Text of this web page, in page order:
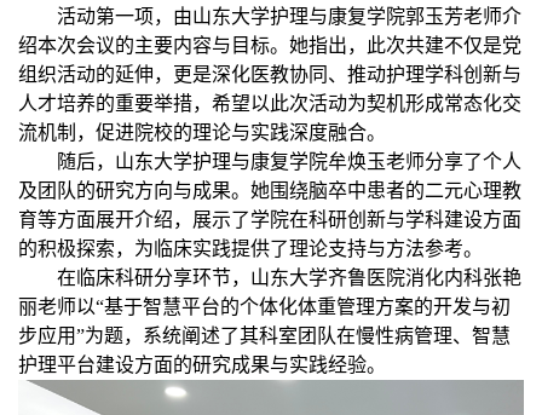
活动第一项，由山东大学护理与康复学院郭玉芳老师介
绍本次会议的主要内容与目标。她指出，此次共建不仅是党
组织活动的延伸，更是深化医教协同、推动护理学科创新与
人才培养的重要举措，希望以此次活动为契机形成常态化交
流机制，促进院校的理论与实践深度融合。
随后，山东大学护理与康复学院牟焕玉老师分享了个人
及团队的研究方向与成果。她围绕脑卒中患者的二元心理教
育等方面展开介绍，展示了学院在科研创新与学科建设方面
的积极探索，为临床实践提供了理论支持与方法参考。
在临床科研分享环节，山东大学齐鲁医院消化内科张艳
丽老师以“基于智慧平台的个体化体重管理方案的开发与初
步应用”为题，系统阐述了其科室团队在慢性病管理、智慧
护理平台建设方面的研究成果与实践经验。